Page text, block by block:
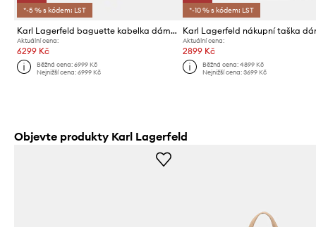
*-5 % s kódem: LST
Karl Lagerfeld baguette kabelka dámská kožená K/SIGNATURE
Aktuální cena:
6299 Kč
Běžná cena:6999 Kč
Nejnižší cena:6999 Kč
*-10 % s kódem: LST
Aktuální cena:
2899 Kč
Běžná cena: 4899 Kč
Nejnižší cena: 3699 Kč
Objevte produkty Karl Lagerfeld